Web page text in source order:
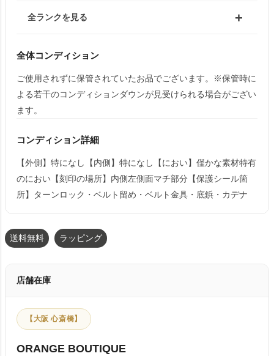
全ランクを見る
全体コンディション
ご使用されずに保管されていたお品でございます。※保管時に
よる若干のコンディションダウンが見受けられる場合がござい
ます。
コンディション詳細
【外側】特になし【内側】特になし【におい】僅かな素材特有
のにおい【刻印の場所】内側左側面マチ部分【保護シール箇
所】ターンロック・ベルト留め・ベルト金具・底鋲・カデナ
送料無料 ラッピング
店舗在庫
【大阪 心斎橋】
ORANGE BOUTIQUE